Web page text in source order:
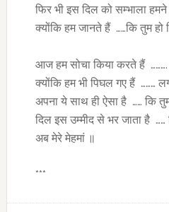
फिर भी इस दिल को सम्भाला
क्योंकि हम जानते हैं ……कि तुम हो
आज हम सोचा किया करते हैं ……….
क्योंकि हम भी पिघल गए हैं ………
अपना ये साथ ही ऐसा है …… कि
दिल इस उम्मीद से भर जाता है
अब मेरे मेहमां ॥
***